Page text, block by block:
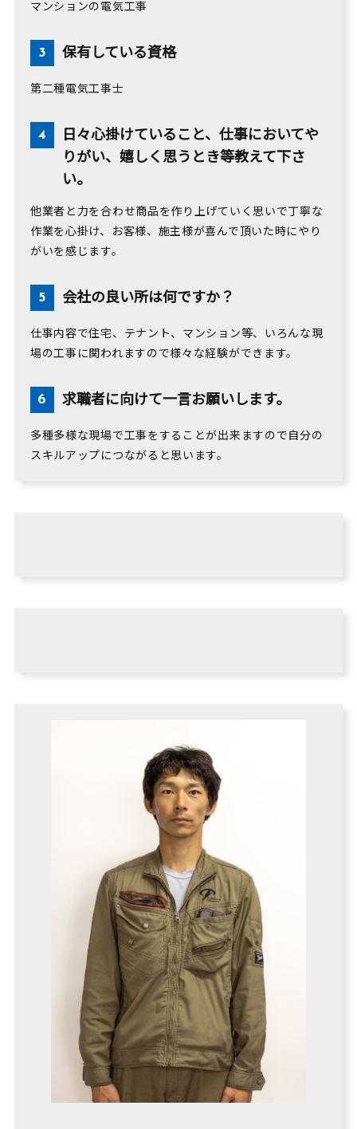
マンションの電気工事
保有している資格
第二種電気工事士
日々心掛けていること、仕事においてや
りがい、嬉しく思うとき等教えて下さ
い。
他業者と力を合わせ商品を作り上げていく思いで丁寧な
作業を心掛け、お客様、施主様が喜んで頂いた時にやり
がいを感じます。
会社の良い所は何ですか？
仕事内容で住宅、テナント、マンション等、いろんな現
場の工事に関われますので様々な経験ができます。
求職者に向けて一言お願いします。
多種多様な現場で工事をすることが出来ますので自分の
スキルアップにつながると思います。